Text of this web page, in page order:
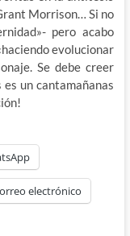
Morrison… Si no
pero acabo
evolucionar
Se debe creer
un cantamañanas
electrónico